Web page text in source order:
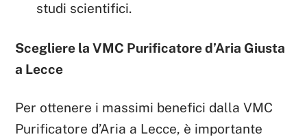
studi scientifici.
Scegliere la VMC Purificatore d’Aria Giusta
a Lecce
Per ottenere i massimi benefici dalla VMC
Purificatore d’Aria a Lecce, è importante